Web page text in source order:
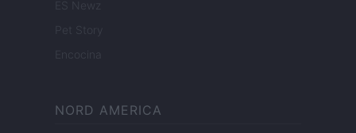
ES Newz
Encocina
NORD AMERICA